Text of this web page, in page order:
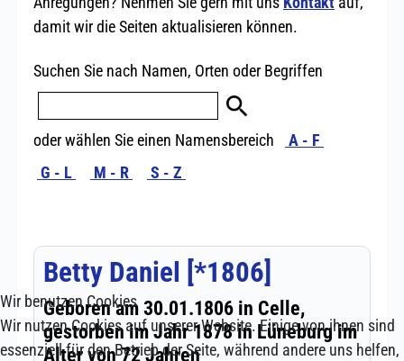
Wir benutzen Cookies
Wir nutzen Cookies auf unserer Website. Einige von ihnen sind
essenziell für den Betrieb der Seite, während andere uns helfen,